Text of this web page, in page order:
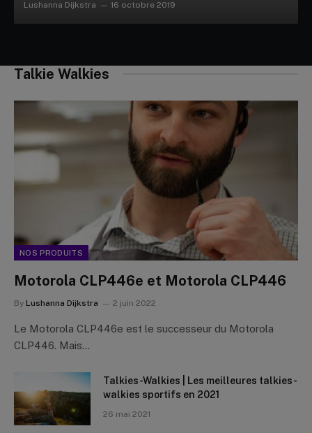
Lushanna Dijkstra 16 octobre 2019
Talkie Walkies
NOS PRODUITS
Motorola CLP446e et Motorola CLP446
By Lushanna Dijkstra 2 juin 2022
Le Motorola CLP446e est le successeur du Motorola
CLP446. Mais…
Talkies-Walkies | Les meilleures talkies-
walkies sportifs en 2021
26 mai 2021